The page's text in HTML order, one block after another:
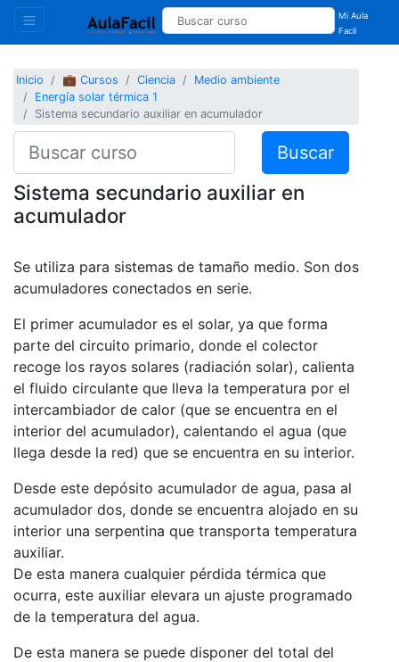
Mi Aula
Facil
Inicio 💼 Cursos Ciencia
Medio ambiente
Energía solar térmica 1
Sistema secundario auxiliar en acumulador
Buscar
Sistema secundario auxiliar en
acumulador
Se utiliza para sistemas de tamaño medio. Son dos
acumuladores conectados en serie.
El primer acumulador es el solar, ya que forma
parte del circuito primario, donde el colector
recoge los rayos solares (radiación solar), calienta
el fluido circulante que lleva la temperatura por el
intercambiador de calor (que se encuentra en el
interior del acumulador), calentando el agua (que
llega desde la red) que se encuentra en su interior.
Desde este depósito acumulador de agua, pasa al
acumulador dos, donde se encuentra alojado en su
interior una serpentina que transporta temperatura
auxiliar.
De esta manera cualquier pérdida térmica que
ocurra, este auxiliar elevara un ajuste programado
de la temperatura del agua.
De esta manera se puede disponer del total del